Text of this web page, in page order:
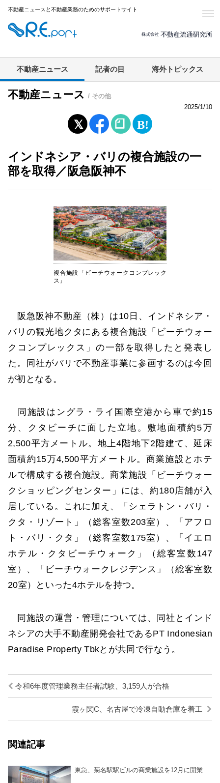
不動産ニュースと不動産業務のためのサポートサイト
不動産ニュース 記者の目 海外トピックス
不動産ニュース / その他
2025/1/10
インドネシア・バリの複合施設の一
部を取得／阪急阪神不
複合施設「ビーチウォークコンプレック
ス」
阪急阪神不動産（株）は10日、インドネシア・
バリの観光地クタにある複合施設「ビーチウォー
クコンプレックス」の一部を取得したと発表し
た。同社がバリで不動産事業に参画するのは今回
が初となる。
同施設はングラ・ライ国際空港から車で約15
分、クタビーチに面した立地。敷地面積約5万
2,500平方メートル。地上4階地下2階建て、延床
面積約15万4,500平方メートル。商業施設とホテ
ルで構成する複合施設。商業施設「ビーチウォー
クショッピングセンター」には、約180店舗が入
居している。これに加え、「シェラトン・バリ・
クタ・リゾート」（総客室数203室）、「アフロ
ト・バリ・クタ」（総客室数175室）、「イエロ
ホテル・クタビーチウォーク」（総客室数147
室）、「ビーチウォークレジデンス」（総客室数
20室）といった4ホテルを持つ。
同施設の運営・管理については、同社とインド
ネシアの大手不動産開発会社であるPT Indonesian
Paradise Property Tbkとが共同で行なう。
令和6年度管理業務主任者試験、3,159人が合格
霞ヶ関C、名古屋で冷凍自動倉庫を着工
関連記事
東急、菊名駅駅ビルの商業施設を12月に開業